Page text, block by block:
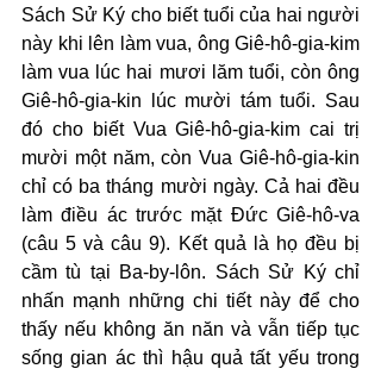
Sách Sử Ký cho biết tuổi của hai người
này khi lên làm vua, ông Giê-hô-gia-kim
làm vua lúc hai mươi lăm tuổi, còn ông
Giê-hô-gia-kin lúc mười tám tuổi. Sau
đó cho biết Vua Giê-hô-gia-kim cai trị
mười một năm, còn Vua Giê-hô-gia-kin
chỉ có ba tháng mười ngày. Cả hai đều
làm điều ác trước mặt Đức Giê-hô-va
(câu 5 và câu 9). Kết quả là họ đều bị
cầm tù tại Ba-by-lôn. Sách Sử Ký chỉ
nhấn mạnh những chi tiết này để cho
thấy nếu không ăn năn và vẫn tiếp tục
sống gian ác thì hậu quả tất yếu trong